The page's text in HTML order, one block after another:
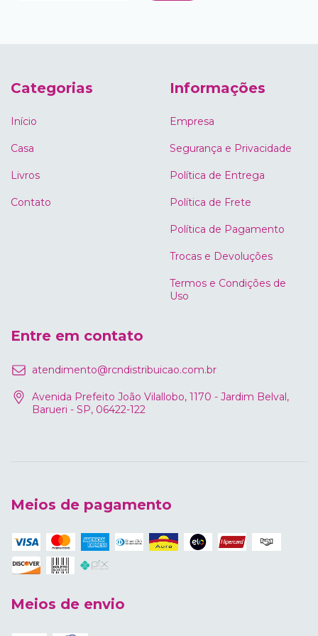
Categorias
Início
Casa
Livros
Contato
Informações
Empresa
Segurança e Privacidade
Política de Entrega
Política de Frete
Política de Pagamento
Trocas e Devoluções
Termos e Condições de
Uso
Entre em contato
atendimento@rcndistribuicao.com.br
Avenida Prefeito João Vilallobo, 1170 - Jardim Belval,
Barueri - SP, 06422-122
Meios de pagamento
Meios de envio